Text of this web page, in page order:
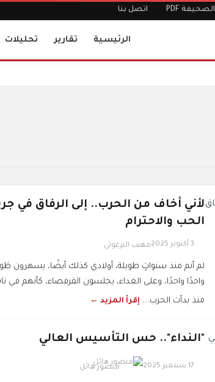
الصحيفة PDF اتصل بنا
الرئيسية تقارير تحليلات
لأني أخاف من الحرب.. إلى الرفاق في
الحب والاحترام
3 أكتوبر 2025 مهيب البرغوثي
لم أنم منذ سنواتٍ طويلة، أولادي كذلك أيضًا، يسهرون
واحدًا واحدًا، وعلى الغداء، يجلسون القرفصاء، كأنهم في
منذ بدأت الحرب.... إقرأ المزيد ←
"النداء".. حس التأسيس العالي
17 سبتمبر 2025 منصور هائل